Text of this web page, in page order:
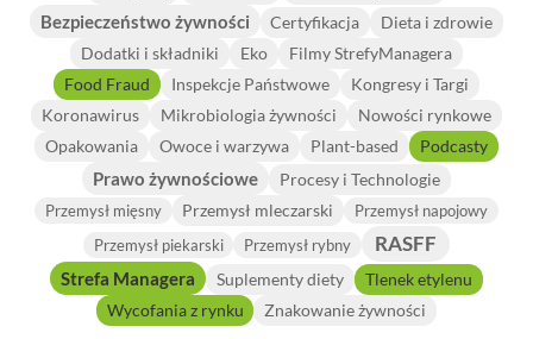
Bezpieczeństwo żywności
Certyfikacja
Dieta i zdrowie
Dodatki i składniki
Eko
Filmy StrefyManagera
Food Fraud
Inspekcje Państwowe
Kongresy i Targi
Koronawirus
Mikrobiologia żywności
Nowości rynkowe
Opakowania
Owoce i warzywa Plant-based Podcasty
Prawo żywnościowe Procesy i Technologie
Przemysł mięsny Przemysł mleczarski
Przemysł napojowy
Przemysł piekarski
Przemysł rybny RASFF
Strefa Managera Suplementy diety
Tlenek etylenu
Wycofania z rynku
Znakowanie żywności